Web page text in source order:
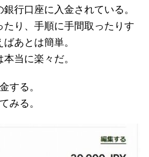
行口座に入金されている。
り、手順に手間取ったりす
あとは簡単。
当に楽々だ。
する。
みる。